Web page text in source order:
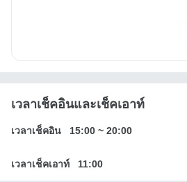
เวลาเช็คอินและเช็คเอาท์
เวลาเช็คอิน 15:00 ~ 20:00
เวลาเช็คเอาท์ 11:00